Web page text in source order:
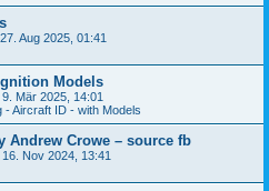
Aug 2025, 01:41
Models
9. Mär 2025, 14:01
- Aircraft ID - with Models
Andrew Crowe – source fb
16. Nov 2024, 13:41